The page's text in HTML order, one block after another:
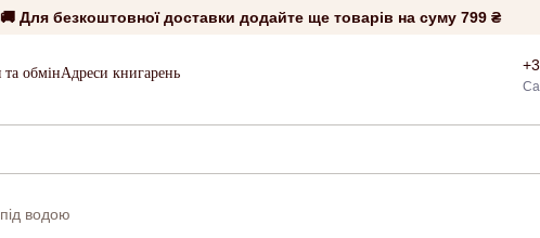
🚚 Для безкоштовної доставки додайте ще товарів на суму 799 ₴
обмінАдреси книгарень
водою